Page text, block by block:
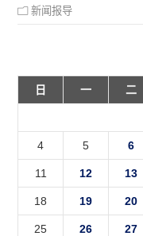
新闻报导
日
一 二
4 5 6
11 12 13
18 19 20
25 26 27